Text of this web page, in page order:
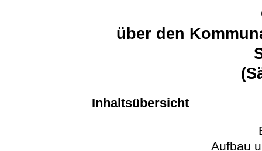
über den
Inhaltsübersicht
Aufbau